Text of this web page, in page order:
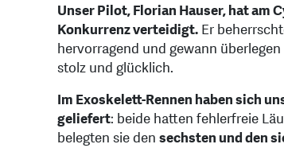
Unser Pilot, Florian Hauser, hat am
Konkurrenz verteidigt. Er
hervorragend und gewann
stolz und glücklich.
Im Exoskelett-Rennen haben sich
geliefert: beide hatten fehlerfreie
belegten sie den sechsten und den